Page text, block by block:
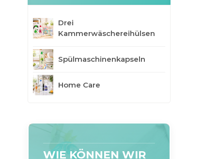
Drei
Kammerwäschereihülsen
Spülmaschinenkapseln
Home Care
WIE KÖNNEN WIR